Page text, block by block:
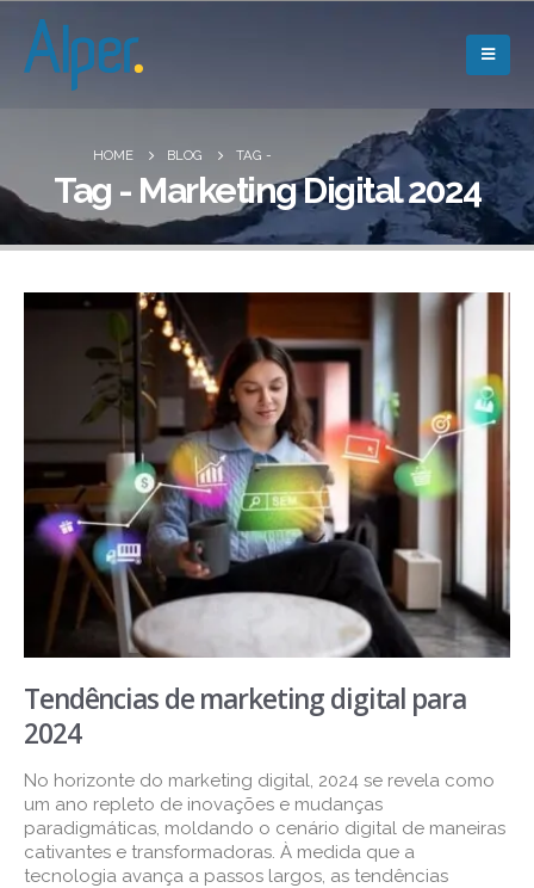
HOME BLOG TAG -
Tag - Marketing Digital 2024
Tendências de marketing digital para
2024
No horizonte do marketing digital, 2024 se revela como
um ano repleto de inovações e mudanças
paradigmáticas, moldando o cenário digital de maneiras
cativantes e transformadoras. À medida que a
tecnologia avança a passos largos, as tendências